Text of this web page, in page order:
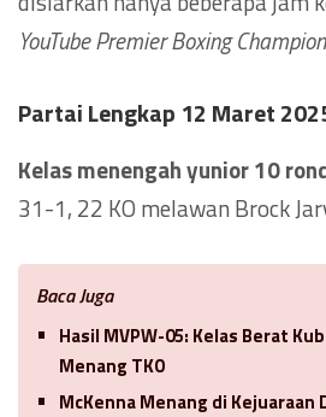
YouTube Premier Boxing
Partai Lengkap 12 Maret
Kelas menengah yunior 10
31-1, 22 KO melawan Brock
Baca Juga
Hasil MVPW-05: Kelas Berat
Menang TKO
McKenna Menang di Kejuaraan